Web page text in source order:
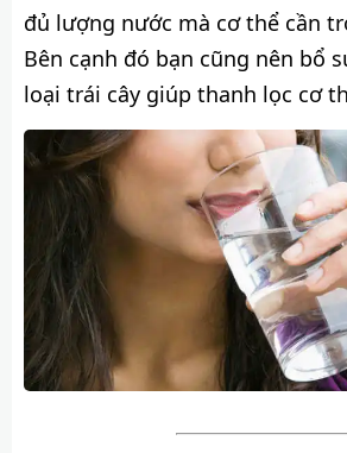
đủ lượng nước mà cơ thể cần
Bên cạnh đó bạn cũng nên bổ
loại trái cây giúp thanh lọc cơ